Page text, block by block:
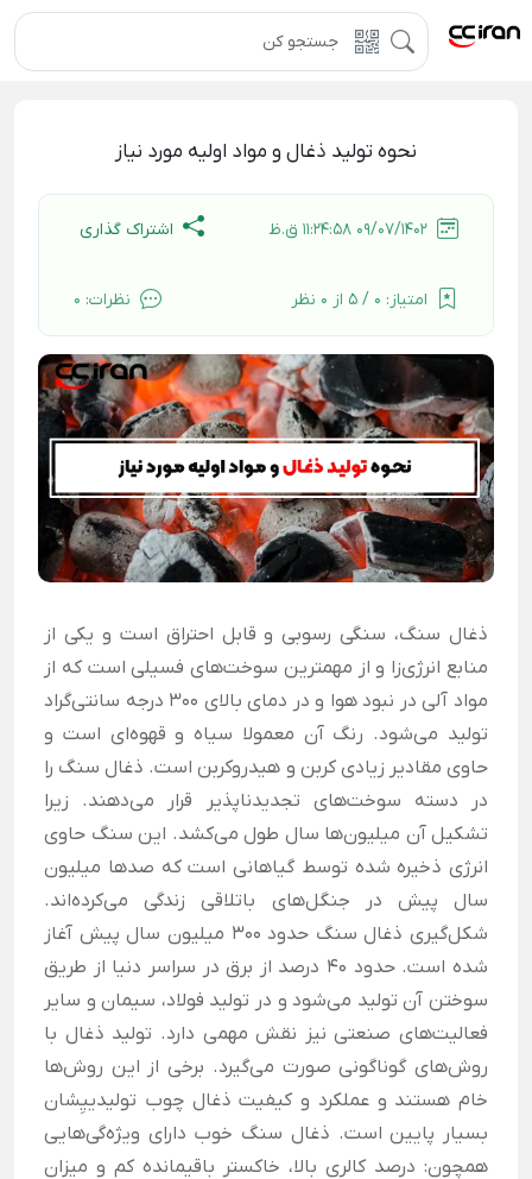
نحوه تولید ذغال و مواد اولیه مورد نیاز
09/07/1402 11:24:58 ق.ظ اشتراک گذاری
امتیاز: 0 / 5 از 0 نظر نظرات: 0
ذغال سنگ، سنگی رسوبی و قابل احتراق است و یکی از
منابع انرژی‌زا و از مهمترین سوخت‌های فسیلی است که از
مواد آلی در نبود هوا و در دمای بالای 300 درجه سانتی‌گراد
تولید می‌شود. رنگ آن معمولا سیاه و قهوه‌ای است و
حاوی مقادیر زیادی کربن و هیدروکربن است. ذغال سنگ را
در دسته سوخت‌های تجدیدناپذیر قرار می‌دهند. زیرا
تشکیل آن میلیون‌ها سال طول می‌کشد. این سنگ حاوی
انرژی ذخیره شده توسط گیاهانی است که صدها میلیون
سال پیش در جنگل‌های باتلاقی زندگی می‌کرده‌اند.
شکل‌گیری ذغال سنگ حدود 300 میلیون سال پیش آغاز
شده است. حدود 40 درصد از برق در سراسر دنیا از طریق
سوختن آن تولید می‌شود و در تولید فولاد، سیمان و سایر
فعالیت‌های صنعتی نیز نقش مهمی دارد. تولید ذغال با
روش‌های گوناگونی صورت می‌گیرد. برخی از این روش‌ها
خام هستند و عملکرد و کیفیت ذغال چوب تولیدییِشان
بسیار پایین است. ذغال سنگ خوب دارای ویژه‌گی‌هایی
همچون: درصد کالری بالا، خاکستر باقیمانده کم و میزان